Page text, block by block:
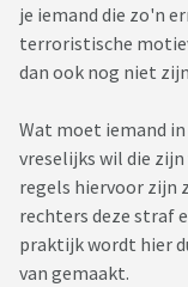
je iemand die zo'n
terroristische
dan ook nog niet
Wat moet iemand
vreselijks wil die
regels hiervoor zijn
rechters deze straf
praktijk wordt hier
van gemaakt.